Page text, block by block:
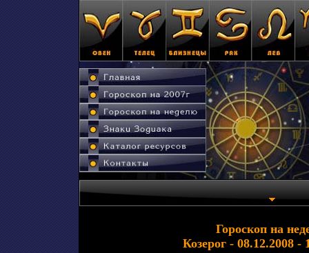
Гороскоп на
Козерог - 08.12.2008 -